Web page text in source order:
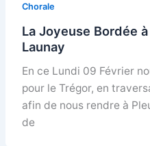
Chorale
La Joyeuse Bordée
Launay
En ce Lundi 09 Février
pour le Trégor, en
afin de nous rendre à
de